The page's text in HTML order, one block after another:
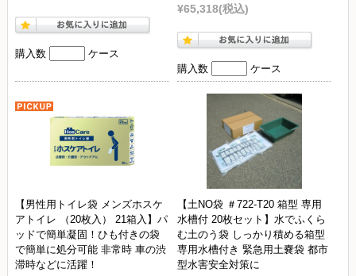
購入数 ケース
¥65,318(税込)
購入数 ケース
【男性用トイレ袋 メンズホスケ
アトイレ （20枚入） 21箱入】パ
ッドで簡単凝固！ひも付きの袋
で簡単に処分可能 非常時 車の渋
滞時などに活躍！
【土NO袋 ＃722-T20 箱型 専用
水槽付 20枚セット】水でふくら
む土のう袋 しっかり積める箱型
専用水槽付き 緊急用土嚢袋 都市
型水害安全対策に